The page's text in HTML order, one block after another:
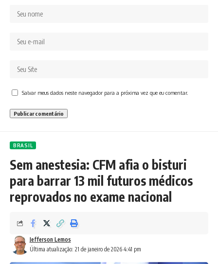
Salvar meus dados neste navegador para a próxima vez que eu comentar.
BRASIL
Sem anestesia: CFM afia o bisturi
para barrar 13 mil futuros médicos
reprovados no exame nacional
Última atualização: 21 de janeiro de 2026 4:41 pm
Jefferson Lemos